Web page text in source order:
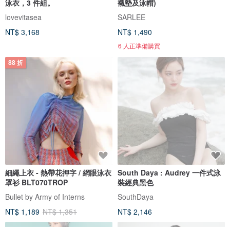
泳衣，3 件組。
lovevitasea
NT$ 3,168
襯墊及泳帽)
SARLEE
NT$ 1,490
6 人正準備購買
88 折
細繩上衣 - 熱帶花押字 / 網眼泳衣
罩衫 BLT070TROP
Bullet by Army of Interns
NT$ 1,189 NT$ 1,351
South Daya : Audrey 一件式泳
裝經典黑色
SouthDaya
NT$ 2,146